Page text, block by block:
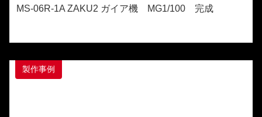
MS-06R-1A ZAKU2 ガイア機 MG1/100 完成
製作事例